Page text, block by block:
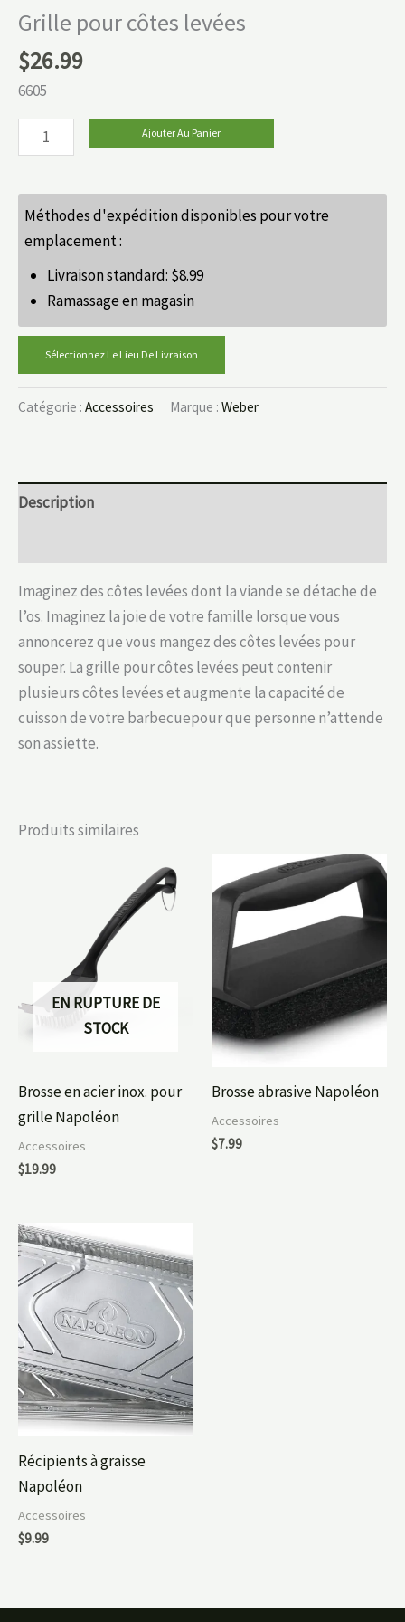
Grille pour côtes levées
$26.99
6605
Ajouter Au Panier
Méthodes d'expédition disponibles pour votre
emplacement :
Livraison standard: $8.99
Ramassage en magasin
Sélectionnez Le Lieu De Livraison
Catégorie : Accessoires Marque : Weber
Description
Imaginez des côtes levées dont la viande se détache de
l’os. Imaginez la joie de votre famille lorsque vous
annoncerez que vous mangez des côtes levées pour
souper. La grille pour côtes levées peut contenir
plusieurs côtes levées et augmente la capacité de
cuisson de votre barbecuepour que personne n’attende
son assiette.
Produits similaires
EN RUPTURE DE
STOCK
Brosse en acier inox. pour
grille Napoléon
Accessoires
$19.99
Brosse abrasive Napoléon
Accessoires
$7.99
Récipients à graisse
Napoléon
Accessoires
$9.99